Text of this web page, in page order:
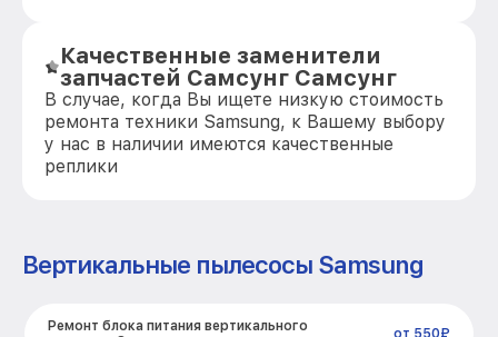
Качественные заменители
запчастей Самсунг Самсунг
В случае, когда Вы ищете низкую стоимость
ремонта техники Samsung, к Вашему выбору
у нас в наличии имеются качественные
реплики
Вертикальные пылесосы Samsung
Ремонт блока питания вертикального
от 550₽